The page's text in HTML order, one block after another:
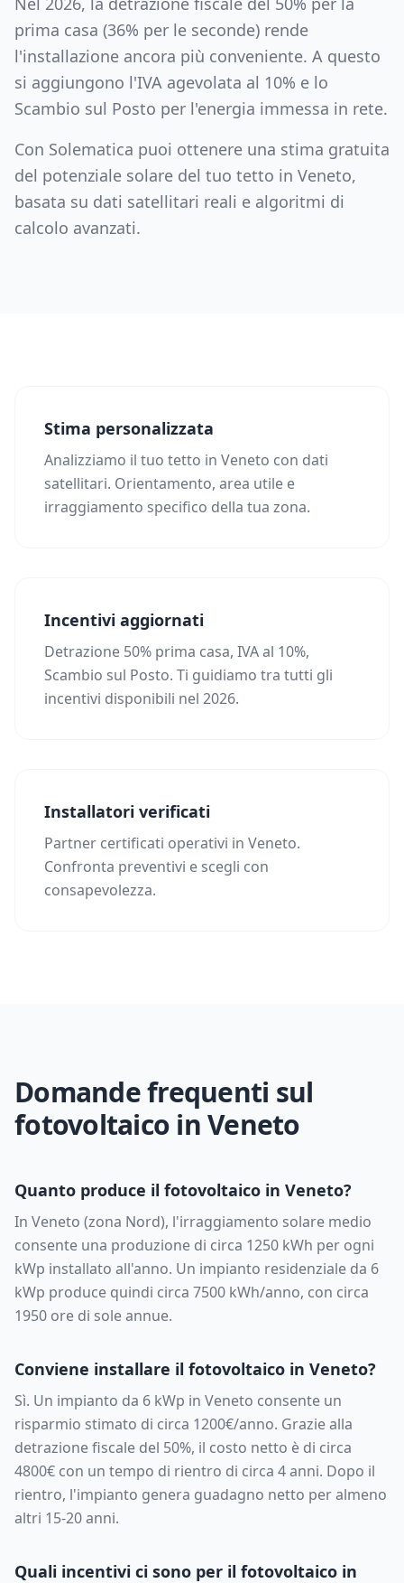
prima casa (36% per le seconde) rende
l'installazione ancora più conveniente. A questo
si aggiungono l'IVA agevolata al 10% e lo
Scambio sul Posto per l'energia immessa in rete.
Con Solematica puoi ottenere una stima gratuita
del potenziale solare del tuo tetto in Veneto,
basata su dati satellitari reali e algoritmi di
calcolo avanzati.
Stima personalizzata
Analizziamo il tuo tetto in Veneto con dati
satellitari. Orientamento, area utile e
irraggiamento specifico della tua zona.
Incentivi aggiornati
Detrazione 50% prima casa, IVA al 10%,
Scambio sul Posto. Ti guidiamo tra tutti gli
incentivi disponibili nel 2026.
Installatori verificati
Partner certificati operativi in Veneto.
Confronta preventivi e scegli con
consapevolezza.
Domande frequenti sul
fotovoltaico inVeneto
Quanto produce il fotovoltaico in Veneto?
In Veneto (zona Nord), l'irraggiamento solare medio
consente una produzione di circa 1250 kWh per ogni
kWp installato all'anno. Un impianto residenziale da 6
kWp produce quindi circa 7500 kWh/anno, con circa
1950 ore di sole annue.
Conviene installare il fotovoltaico in Veneto?
Sì. Un impianto da 6 kWp in Veneto consente un
risparmio stimato di circa 1200€/anno. Grazie alla
detrazione fiscale del 50%, il costo netto è di circa
4800€ con un tempo di rientro di circa 4anni. Dopo il
rientro, l'impianto genera guadagno netto per almeno
altri 15-20 anni.
Quali incentivi ci sono per il fotovoltaico in